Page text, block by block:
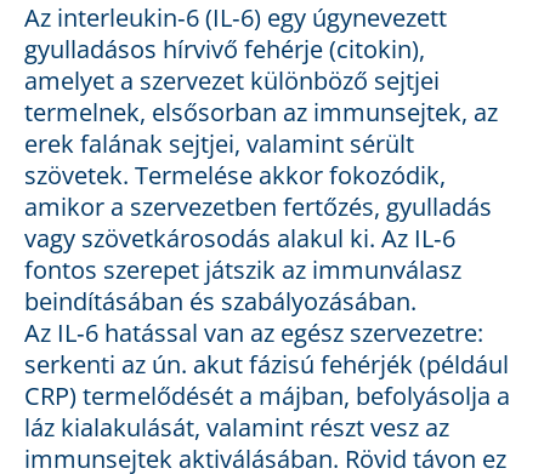
Az interleukin‑6 (IL‑6) egy úgynevezett
gyulladásos hírvivő fehérje (citokin),
amelyet a szervezet különböző sejtjei
termelnek, elsősorban az immunsejtek, az
erek falának sejtjei, valamint sérült
szövetek. Termelése akkor fokozódik,
amikor a szervezetben fertőzés, gyulladás
vagy szövetkárosodás alakul ki. Az IL‑6
fontos szerepet játszik az immunválasz
beindításában és szabályozásában.
Az IL‑6 hatással van az egész szervezetre:
serkenti az ún. akut fázisú fehérjék (például
CRP) termelődését a májban, befolyásolja a
láz kialakulását, valamint részt vesz az
immunsejtek aktiválásában. Rövid távon ez